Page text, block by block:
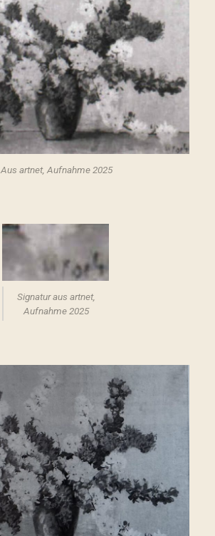
Aus artnet, Aufnahme 2025
Signatur aus artnet,
Aufnahme 2025